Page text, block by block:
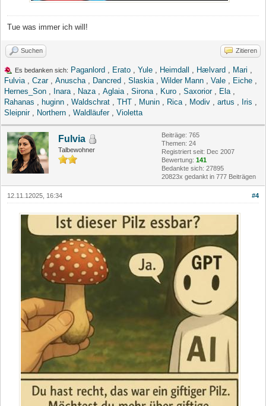
Tue was immer ich will!
Suchen Zitieren
Es bedanken sich: Paganlord , Erato , Yule , Heimdall , Hælvard , Mari ,
Fulvia, Czar, Anuscha, Dancred , Slaskia, Wilder Mann , Vale , Eiche ,
Hernes_Son , Inara, Naza, Aglaia, Sirona, Kuro , Saxorior, Ela,
Rahanas , huginn , Waldschrat , THT , Munin , Rica, Modiv , artus , Iris ,
Sleipnir, Northern , Waldläufer, Violetta
Fulvia
Talbewohner
Beiträge: 765
Themen: 24
Registriert seit: Dec 2007
Bewertung: 141
Bedankte sich: 27895
20823x gedankt in 777 Beiträgen
#4
12.11.12025, 16:34